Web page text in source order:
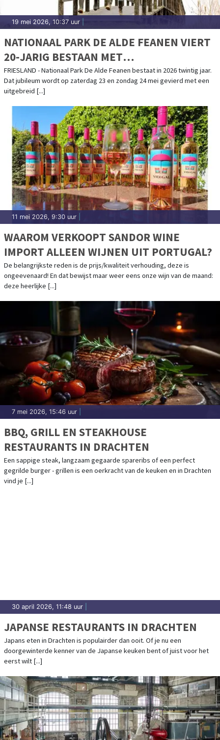
19 mei 2026, 10:37 uur
NATIONAAL PARK DE ALDE FEANEN VIERT
20-JARIG BESTAAN MET
JUBILEUMWEEKEND OP 23 EN 24 MEI
FRIESLAND - Nationaal Park De Alde Feanen bestaat in 2026 twintig jaar.
Dat jubileum wordt op zaterdag 23 en zondag 24 mei gevierd met een
uitgebreid [...]
11 mei 2026, 9:30 uur
WAAROM VERKOOPT SANDOR WINE
IMPORT ALLEEN WIJNEN UIT PORTUGAL?
De belangrijkste reden is de prijs/kwaliteit verhouding, deze is
ongeevenaard! En dat bewijst maar weer eens onze wijn van de maand:
deze heerlijke [...]
7 mei 2026, 15:46 uur
BBQ, GRILL EN STEAKHOUSE
RESTAURANTS IN DRACHTEN
Een sappige steak, langzaam gegaarde spareribs of een perfect
gegrilde burger - grillen is een oerkracht van de keuken en in Drachten
vind je [...]
30 april 2026, 11:48 uur
JAPANSE RESTAURANTS IN DRACHTEN
Japans eten in Drachten is populairder dan ooit. Of je nu een
doorgewinterde kenner van de Japanse keuken bent of juist voor het
eerst wilt [...]